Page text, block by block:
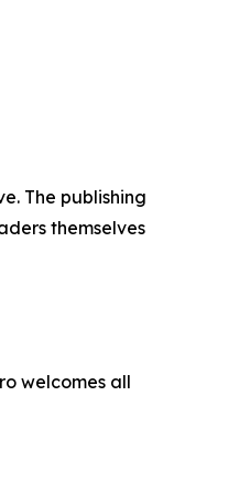
The publishing
themselves
welcomes all